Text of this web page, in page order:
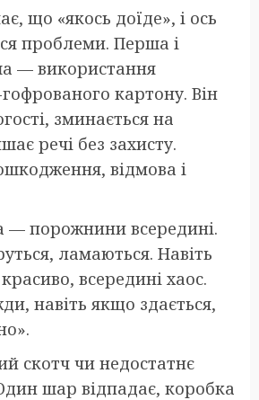
що «якось доїде», і ось
проблеми. Перша і
— використання
картону. Він
зминається на
речі без захисту.
відмова і
— порожнини всередині.
ламаються. Навіть
всередині хаос.
навіть якщо здається,
скотч чи недостатнє
шар відпадає, коробка